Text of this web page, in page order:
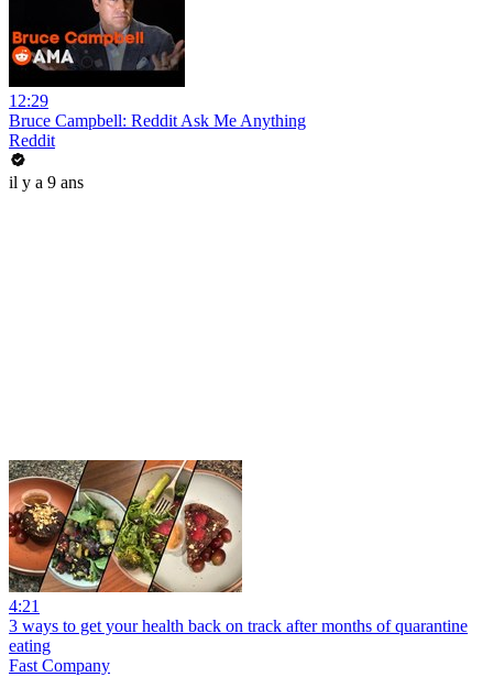
12:29
Bruce Campbell: Reddit Ask Me Anything
Reddit
il y a 9 ans
4:21
3 ways to get your health back on track after months of quarantine
eating
Fast Company